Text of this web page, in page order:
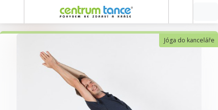
Jóga do kanceláře